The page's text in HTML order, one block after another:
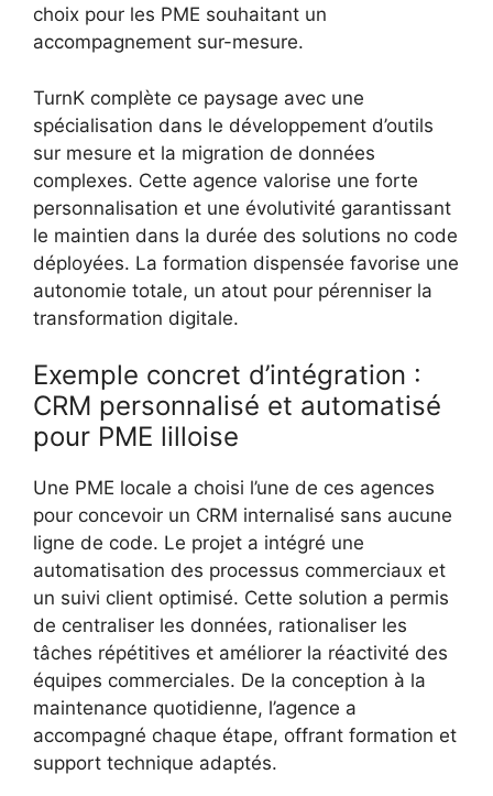
choix pour les PME souhaitant un
accompagnement sur-mesure.
TurnK complète ce paysage avec une
spécialisation dans le développement d’outils
sur mesure et la migration de données
complexes. Cette agence valorise une forte
personnalisation et une évolutivité garantissant
le maintien dans la durée des solutions no code
déployées. La formation dispensée favorise une
autonomie totale, un atout pour pérenniser la
transformation digitale.
Exemple concret d’intégration :
CRM personnalisé et automatisé
pour PME lilloise
Une PME locale a choisi l’une de ces agences
pour concevoir un CRM internalisé sans aucune
ligne de code. Le projet a intégré une
automatisation des processus commerciaux et
un suivi client optimisé. Cette solution a permis
de centraliser les données, rationaliser les
tâches répétitives et améliorer la réactivité des
équipes commerciales. De la conception à la
maintenance quotidienne, l’agence a
accompagné chaque étape, offrant formation et
support technique adaptés.